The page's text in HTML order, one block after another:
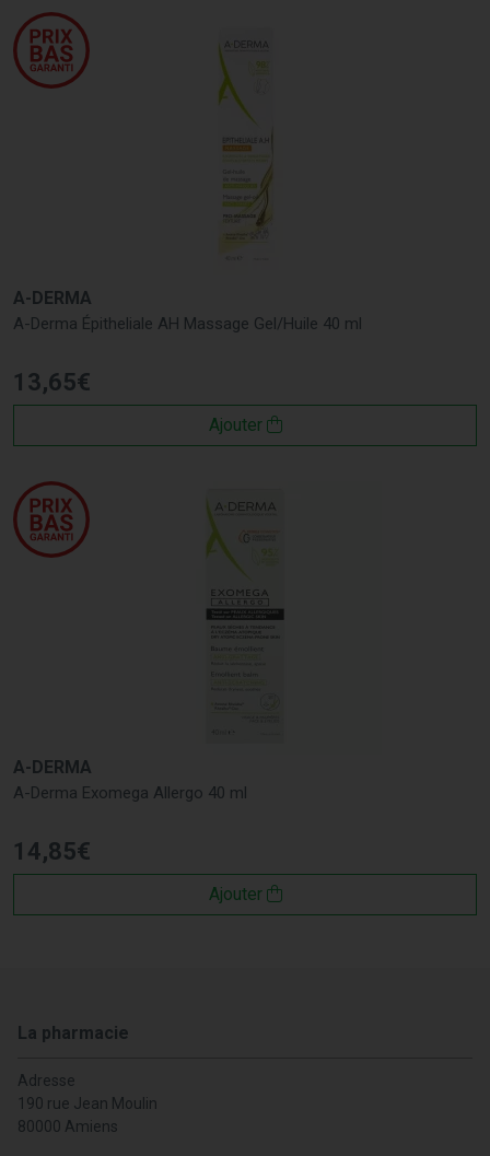
A-DERMA
A-Derma Épitheliale AH Massage Gel/Huile 40 ml
13,65€
Ajouter
A-DERMA
A-Derma Exomega Allergo 40 ml
14,85€
Ajouter
La pharmacie
Adresse
190 rue Jean Moulin
80000 Amiens